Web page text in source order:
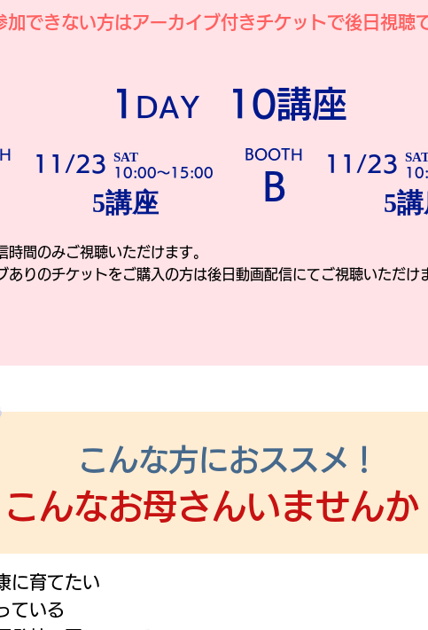
加できない方はアーカイブ付きチケットで後日視聴
1 DAY 10講座
11/23 SAT
10:00～15:00
5講座
​BOOTH
​B
11/23
5
時間のみご視聴いただけます。
ありのチケットをご購入の方は後日動画配信にてご視聴いただけ
こんなお母さんいませんか
こんな方におススメ！
に育てたい
ている